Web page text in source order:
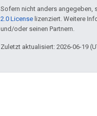
Sofern nicht anders angegeben,
2.0 License lizenziert. Weitere
und/oder seinen Partnern.
Zuletzt aktualisiert: 2026-06-19